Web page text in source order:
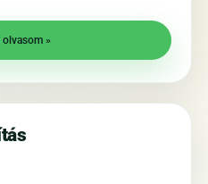
olvasom »